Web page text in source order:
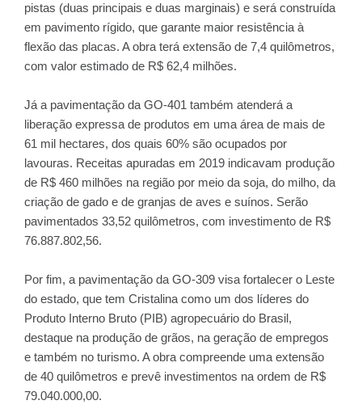
pistas (duas principais e duas marginais) e será construída
em pavimento rígido, que garante maior resistência à
flexão das placas. A obra terá extensão de 7,4 quilômetros,
com valor estimado de R$ 62,4 milhões.
Já a pavimentação da GO-401 também atenderá a
liberação expressa de produtos em uma área de mais de
61 mil hectares, dos quais 60% são ocupados por
lavouras. Receitas apuradas em 2019 indicavam produção
de R$ 460 milhões na região por meio da soja, do milho, da
criação de gado e de granjas de aves e suínos. Serão
pavimentados 33,52 quilômetros, com investimento de R$
76.887.802,56.
Por fim, a pavimentação da GO-309 visa fortalecer o Leste
do estado, que tem Cristalina como um dos líderes do
Produto Interno Bruto (PIB) agropecuário do Brasil,
destaque na produção de grãos, na geração de empregos
e também no turismo. A obra compreende uma extensão
de 40 quilômetros e prevê investimentos na ordem de R$
79.040.000,00.